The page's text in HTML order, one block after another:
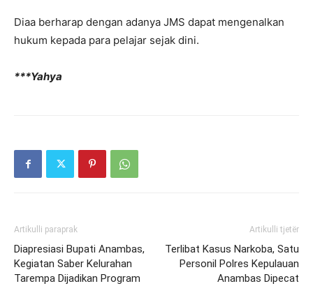
Diaa berharap dengan adanya JMS dapat mengenalkan
hukum kepada para pelajar sejak dini.
***Yahya
Artikulli paraprak
Diapresiasi Bupati Anambas,
Kegiatan Saber Kelurahan
Tarempa Dijadikan Program
Artikulli tjetër
Terlibat Kasus Narkoba, Satu
Personil Polres Kepulauan
Anambas Dipecat